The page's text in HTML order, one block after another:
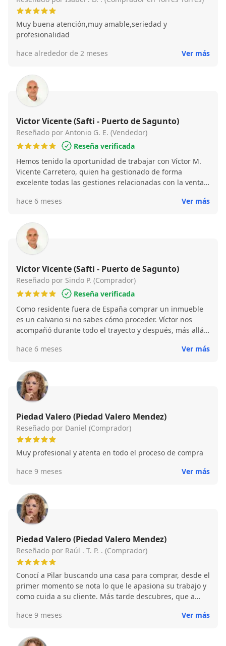
Muy buena atención,muy amable,seriedad y
profesionalidad
hace alrededor de 2 meses
Ver más
Victor Vicente (Safti - Puerto de Sagunto)
Reseñado por Antonio G. E. (Vendedor)
Reseña verificada
Hemos tenido la oportunidad de trabajar con Víctor M.
Vicente Carretero, quien ha gestionado de forma
excelente todas las gestiones relacionadas con la venta
especialmente su profesionalidad y calidad de servicio,
información clara, honesta y bien fundamentada en
cada momento del proceso. Su experiencia en el
mercado inmobiliario de Valencia se hace patente tanto
en el conocimiento de las zonas y precios como en el
asesoramiento sobre trámites y documentación
necesaria. La comunicación con él ha sido siempre
rápida y efectiva, respondiendo con agilidad a llamadas,
correos y mensajes, y manteniéndonos puntualmente
informados de cada novedad. Esta disponibilidad y
cercanía han generado un alto grado de confianza y han
facilitado enormemente la toma de decisiones.
hace 6 meses Ver más
Victor Vicente (Safti - Puerto de Sagunto)
Reseñado por Sindo P. (Comprador)
Reseña verificada
Como residente fuera de España comprar un inmueble
es un calvario si no sabes cómo proceder. Víctor nos
acompañó durante todo el trayecto y después, más allá
alguna pega aun puedo pedirle ayuda. Victor es una
hace 6 meses Ver más
Piedad Valero (Piedad Valero Mendez)
Reseñado por Daniel (Comprador)
Muy profesional y atenta en todo el proceso de compra
hace 9 meses
Ver más
Piedad Valero (Piedad Valero Mendez)
Reseñado por Raúl . T. P. . (Comprador)
Conocí a Pilar buscando una casa para comprar, desde el
primer momento se nota lo que le apasiona su trabajo y
como cuida a su cliente. Más tarde descubres, que a
muy amiga de sus amigos y siempre dispuesta a ayudar
mantenido el contacto y me ha seguido ayudando, es de
hace 9 meses Ver más